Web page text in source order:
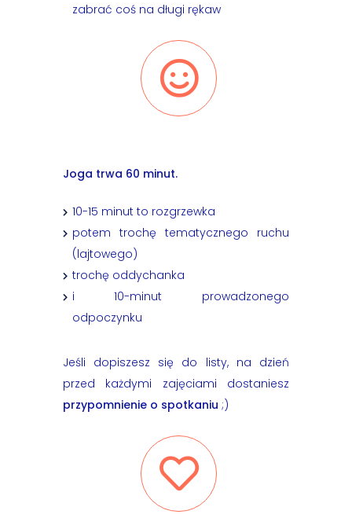
zabrać coś na długi rękaw
Joga trwa 60 minut.
10-15 minut to rozgrzewka
potem trochę tematycznego ruchu
(lajtowego)
trochę oddychanka
i 10-minut prowadzonego
odpoczynku
Jeśli dopiszesz się do listy, na dzień
przed każdymi zajęciami dostaniesz
przypomnienie o spotkaniu ;)